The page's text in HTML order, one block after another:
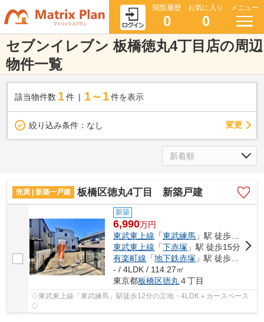
閲覧履歴
0
お気に入り
0
メニュー
セブンイレブン 板橋徳丸4丁目店の周辺
物件一覧
該当物件数 1件 1～1 件を表示
絞り込み条件： なし 変更
売買 | 新築一戸建 板橋区徳丸4丁目 新築戸建
新築
6,990万円
東武東上線 「東武練馬 」駅 徒歩12分
東武東上線 「下赤塚 」駅 徒歩15分
有楽町線 「地下鉄赤塚 」駅 徒歩16分
- / 4LDK / 114.27㎡
東京都板橋区徳丸４丁目
◇東武東上線「東武練馬」駅徒歩12分の立地・4LDK＋カースペース
◇